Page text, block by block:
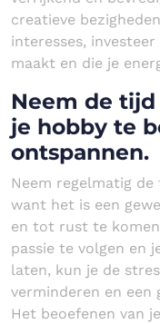
creatieve
interesses,
maakt en die je
Neem de
je hobby te
ontspannen.
Neem regelmatig
want het is een
en tot rust te
passie te volgen en
laten, kun je de
verminderen en een
Het beoefenen van